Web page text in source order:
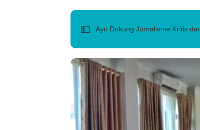
💵 Ayo Dukung Jurnalisme Kritis